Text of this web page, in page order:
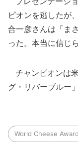
ピオンを逃したが
合一彦さんは「ま
った。本当に信じ
チャンピオンは
グ・リバーブルー
World Cheese